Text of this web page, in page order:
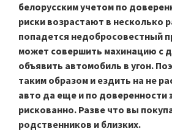
белорусским учетом по
риски возрастают в несколько
попадется недобросовестный
может совершить махинацию с
объявить автомобиль в угон.
таким образом и ездить на не
авто да еще и по доверенности
рискованно. Разве что вы
родственников и близких.